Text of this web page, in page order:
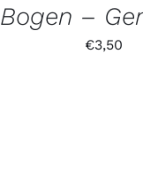
–
€3,50